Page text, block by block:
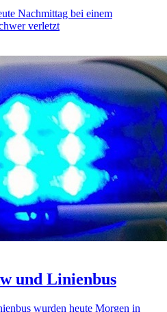
Nachmittag bei einem
verletzt
und Linienbus
wurden heute Morgen in